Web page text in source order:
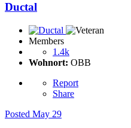
Ductal
Members
1.4k
Wohnort: OBB
Report
Share
Posted May 29